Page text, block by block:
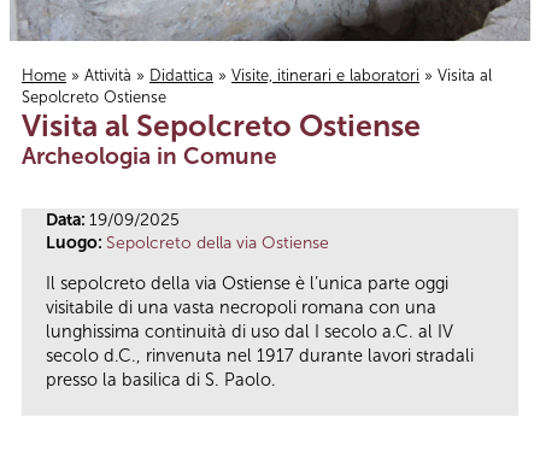
Tu sei qui
Home » Attività » Didattica » Visite, itinerari e laboratori » Visita al
Sepolcreto Ostiense
Visita al Sepolcreto Ostiense
Archeologia in Comune
Data: 19/09/2025
Luogo: Sepolcreto della via Ostiense
Il sepolcreto della via Ostiense è l’unica parte oggi
visitabile di una vasta necropoli romana con una
lunghissima continuità di uso dal I secolo a.C. al IV
secolo d.C., rinvenuta nel 1917 durante lavori stradali
presso la basilica di S. Paolo.